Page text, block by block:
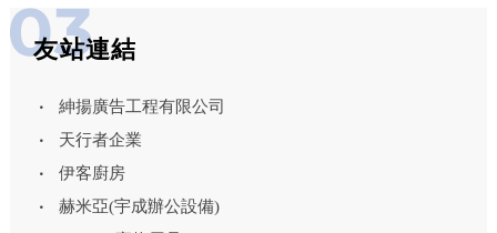
友站連結
紳揚廣告工程有限公司
天行者企業
伊客廚房
赫米亞(宇成辦公設備)